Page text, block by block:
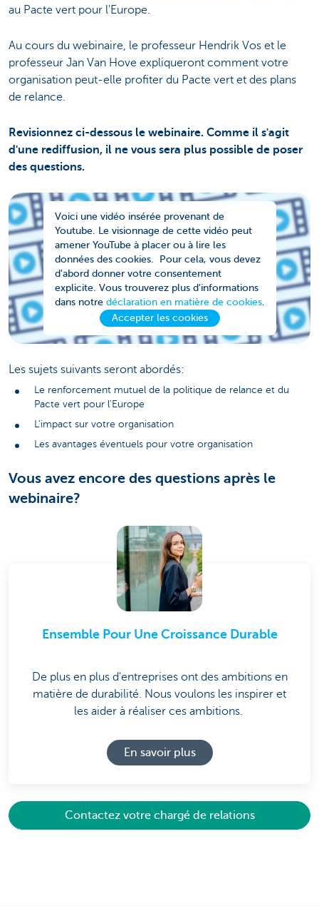
au Pacte vert pour l'Europe.
Au cours du webinaire, le professeur Hendrik Vos et le
professeur Jan Van Hove expliqueront comment votre
organisation peut-elle profiter du Pacte vert et des plans
de relance.
Revisionnez ci-dessous le webinaire. Comme il s'agit
d'une rediffusion, il ne vous sera plus possible de poser
des questions.
Voici une vidéo insérée provenant de
Youtube. Le visionnage de cette vidéo peut
amener YouTube à placer ou à lire les
données des cookies. Pour cela, vous devez
d'abord donner votre consentement
explicite. Vous trouverez plus d'informations
dans notre déclaration en matière de cookies.
Accepter les cookies
Les sujets suivants seront abordés:
Le renforcement mutuel de la politique de relance et du
Pacte vert pour l'Europe
L'impact sur votre organisation
Les avantages éventuels pour votre organisation
Vous avez encore des questions après le
webinaire?
Ensemble Pour Une Croissance Durable
De plus en plus d'entreprises ont des ambitions en
matière de durabilité. Nous voulons les inspirer et
les aider à réaliser ces ambitions.
En savoir plus
Contactez votre chargé de relations